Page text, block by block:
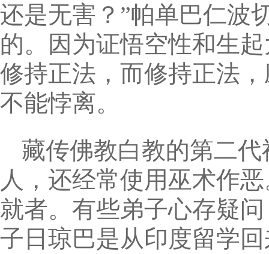
还是无害？”帕单巴仁波
的。因为证悟空性和生
修持正法，而修持正法
不能悖离。
藏传佛教白教的第二
人，还经常使用巫术作
就者。有些弟子心存疑
子日琼巴是从印度留学